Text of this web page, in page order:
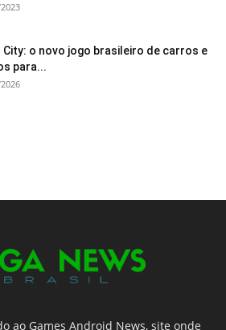
City: o novo jogo brasileiro de carros e
para...
ao Games Android News, site onde